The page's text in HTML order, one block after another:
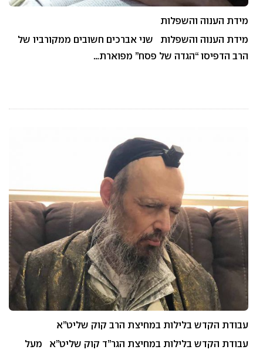
מידת הענוה והשפלות
מידת הענוה והשפלות שני אברכים חשובים ממקורביו של
הרב הדפיסו “הגדה של פסח” מפוארת…
עבודת הקדש בלילות במחיצת הרב קוק שליט”א
עבודת הקדש בלילות במחיצת הגר”ד קוק שליט”א מעל